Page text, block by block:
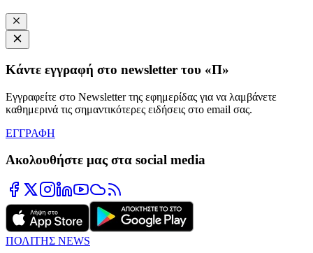
Κάντε εγγραφή στο newsletter του «Π»
Εγγραφείτε στο Newsletter της εφημερίδας για να λαμβάνετε
καθημερινά τις σημαντικότερες ειδήσεις στο email σας.
ΕΓΓΡΑΦΗ
Ακολουθήστε μας στα social media
ΠΟΛΙΤΗΣ NEWS